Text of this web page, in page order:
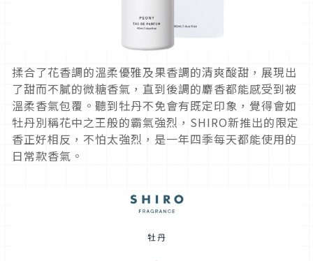
揉合了花香調的溫柔優雅及果香調的清爽酸甜，展現出
了甜而不膩的微糖香氣，直到後調的麝香都能感受到被
溫柔香氣包覆。聽到牡丹不免會有既定印象，覺得會如
牡丹別稱花中之王般的霸氣強烈， SHIRO新推出的限定
香正好相反，不怕太強烈，是一年四季每天都能使用的
日常款香氣。